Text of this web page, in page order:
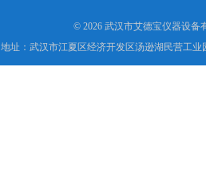
© 2026 武汉市艾德宝仪器设备
地址：武汉市江夏区经济开发区汤逊湖民营工业